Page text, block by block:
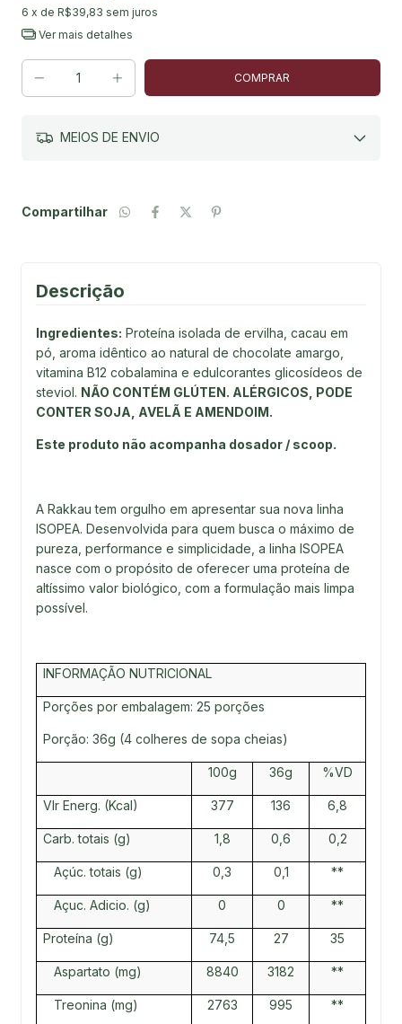
6 x de R$39,83 sem juros
Ver mais detalhes
MEIOS DE ENVIO
Compartilhar
Descrição
Ingredientes: Proteína isolada de ervilha, cacau em
pó, aroma idêntico ao natural de chocolate amargo,
vitamina B12 cobalamina e edulcorantes glicosídeos de
steviol. NÃO CONTÉM GLÚTEN. ALÉRGICOS, PODE
CONTER SOJA, AVELÃ E AMENDOIM.
Este produto não acompanha dosador / scoop.
A Rakkau tem orgulho em apresentar sua nova linha
ISOPEA. Desenvolvida para quem busca o máximo de
pureza, performance e simplicidade, a linha ISOPEA
nasce com o propósito de oferecer uma proteína de
altíssimo valor biológico, com a formulação mais limpa
possível.
INFORMAÇÃO NUTRICIONAL
Porções por embalagem: 25 porções
Porção: 36g (4 colheres de sopa cheias)
100g 36g %VD
Vlr Energ. (Kcal) 377 136 6,8
Carb. totais (g) 1,8 0,6 0,2
Açúc. totais (g) 0,3 0,1 **
Açuc. Adicio. (g) 0 0 **
Proteína (g) 74,5 27 35
Aspartato (mg) 8840 3182 **
Treonina (mg) 2763 995 **